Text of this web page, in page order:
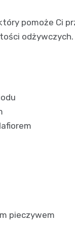
pomoże Ci
odżywczych.
pieczywem